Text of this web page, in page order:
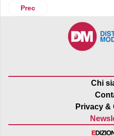
Articolo precedente:
Prec
Chi
Privacy &